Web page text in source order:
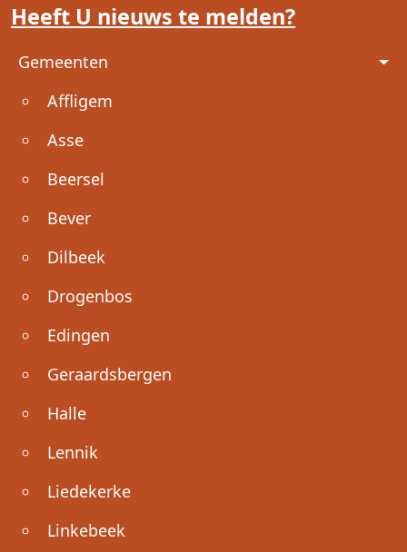
Heeft U nieuws te melden?
Voet
Gemeenten
Affligem
Asse
Beersel
Bever
Dilbeek
Drogenbos
Edingen
Geraardsbergen
Halle
Lennik
Liedekerke
Linkebeek